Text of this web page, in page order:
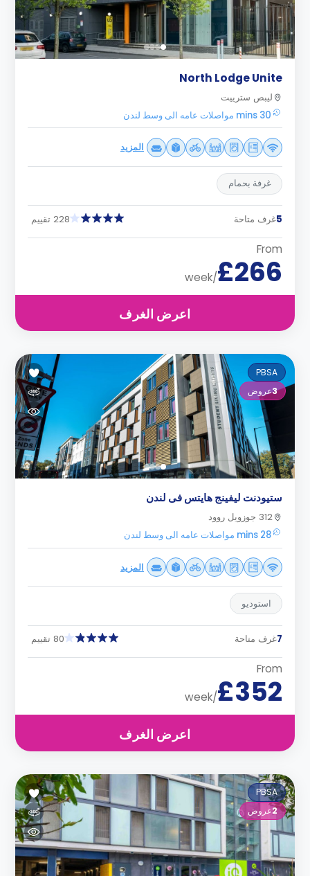
North Lodge Unite
ليبص سترييت
30 mins مواصلات عامه الى وسط لندن
المزيد
غرفة بحمام
5غرف متاحة 228 تقييم
From
£266
/week
اعرض الغرف
PBSA
3عروض
ستيودنت ليفينج هايتس فى لندن
312 جوزويل روود
28 mins مواصلات عامه الى وسط لندن
المزيد
استوديو
7غرف متاحة 80 تقييم
From
£352
/week
اعرض الغرف
PBSA
2عروض